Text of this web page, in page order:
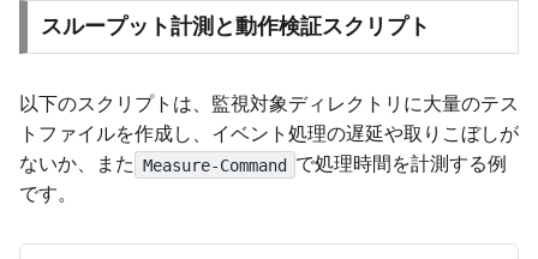
スループット計測と動作検証スクリプト
以下のスクリプトは、監視対象ディレクトリに大量のテス
トファイルを作成し、イベント処理の遅延や取りこぼしが
ないか、また Measure-Command で処理時間を計測する例
です。